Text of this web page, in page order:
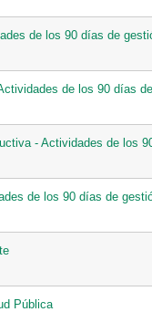
de los 90 días de
de los 90 días
- Actividades de los
de los 90 días de
Pública